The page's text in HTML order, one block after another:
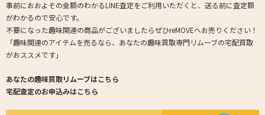
事前におおよその金額のわかるLINE査定をご利用いただくと、送る前に査定額
がわかるので安心です。
不要になった趣味関連の商品がございましたらぜひreMOVEへお売りください！
「趣味関連のアイテムを売るなら、あなたの趣味買取専門リムーブの宅配買取
がおススメです」
あなたの趣味買取リムーブはこちら
宅配査定のお申込みはこちら